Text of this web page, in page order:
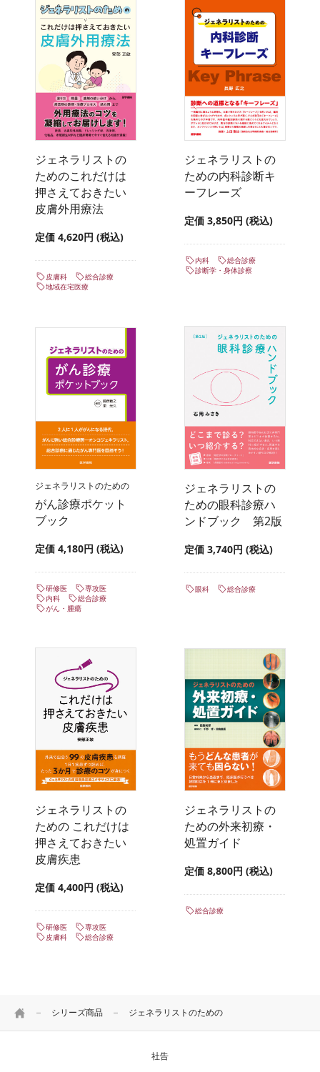
HOME シリーズ商品 ジェネラリストのための
ジェネラリストの
ためのこれだけは
押さえておきたい
皮膚外用療法
定価 4,620円 (税込)
皮膚科
総合診療
地域在宅医療
ジェネラリストの
ための内科診断キ
ーフレーズ
定価 3,850円 (税込)
内科
総合診療
診断学・身体診察
ジェネラリストのための
がん診療ポケット
ブック
定価 4,180円 (税込)
研修医
専攻医
内科
総合診療
がん・腫瘍
ジェネラリストの
ための眼科診療ハ
ンドブック 第2版
定価 3,740円 (税込)
眼科 総合診療
ジェネラリストの
ための これだけは
押さえておきたい
皮膚疾患
定価 4,400円 (税込)
研修医
専攻医
皮膚科
総合診療
ジェネラリストの
ための外来初療・
処置ガイド
定価 8,800円 (税込)
総合診療
社告